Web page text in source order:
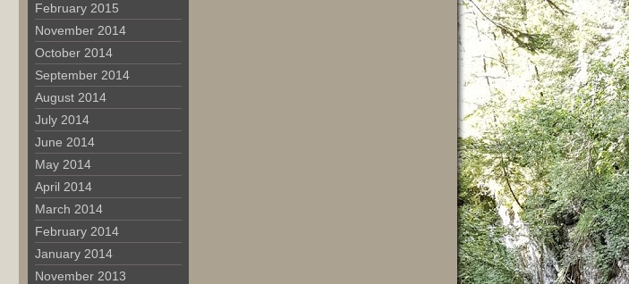
February 2015
November 2014
October 2014
September 2014
August 2014
July 2014
June 2014
May 2014
April 2014
March 2014
February 2014
January 2014
November 2013